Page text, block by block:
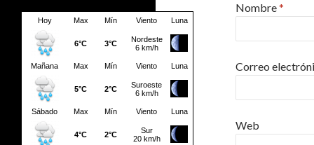
Nombre*
Correo
Web